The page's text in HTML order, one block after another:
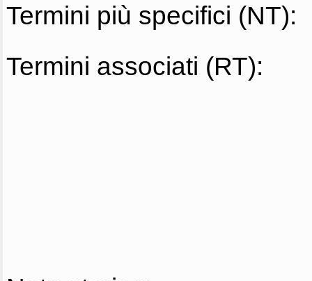
Termini più specifici (NT):
Termini associati (RT):